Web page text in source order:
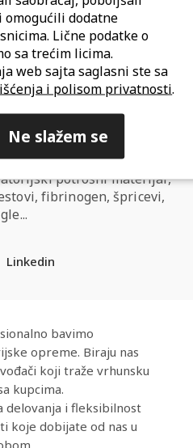
30 16 492
oprema, oprema
potrošni materijal,
fibrinogen, špricevi,
Linkedin
bavimo
opreme. Biraju nas
koji traže vrhunsku
kupcima.
delovanja i fleksibilnost
koje dobijate od nas u
dodatne
Lične podatke o
sa trećim licima.
web sajta saglasni ste sa
i polisom privatnosti.
Ne slažem se